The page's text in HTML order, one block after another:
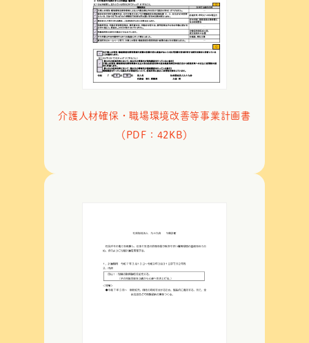
介護人材確保・職場環境改善等事業計画書
（PDF：42KB）